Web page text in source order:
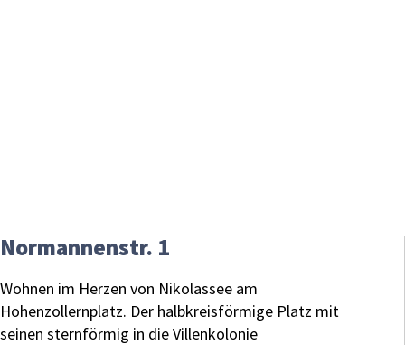
Normannenstr. 1
Wohnen im Herzen von Nikolassee am
Hohenzollernplatz. Der halbkreisförmige Platz mit
seinen sternförmig in die Villenkolonie